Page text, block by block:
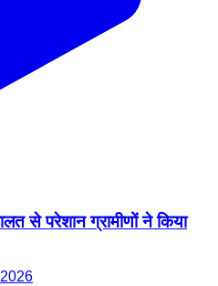
से परेशान ग्रामीणों ने किया